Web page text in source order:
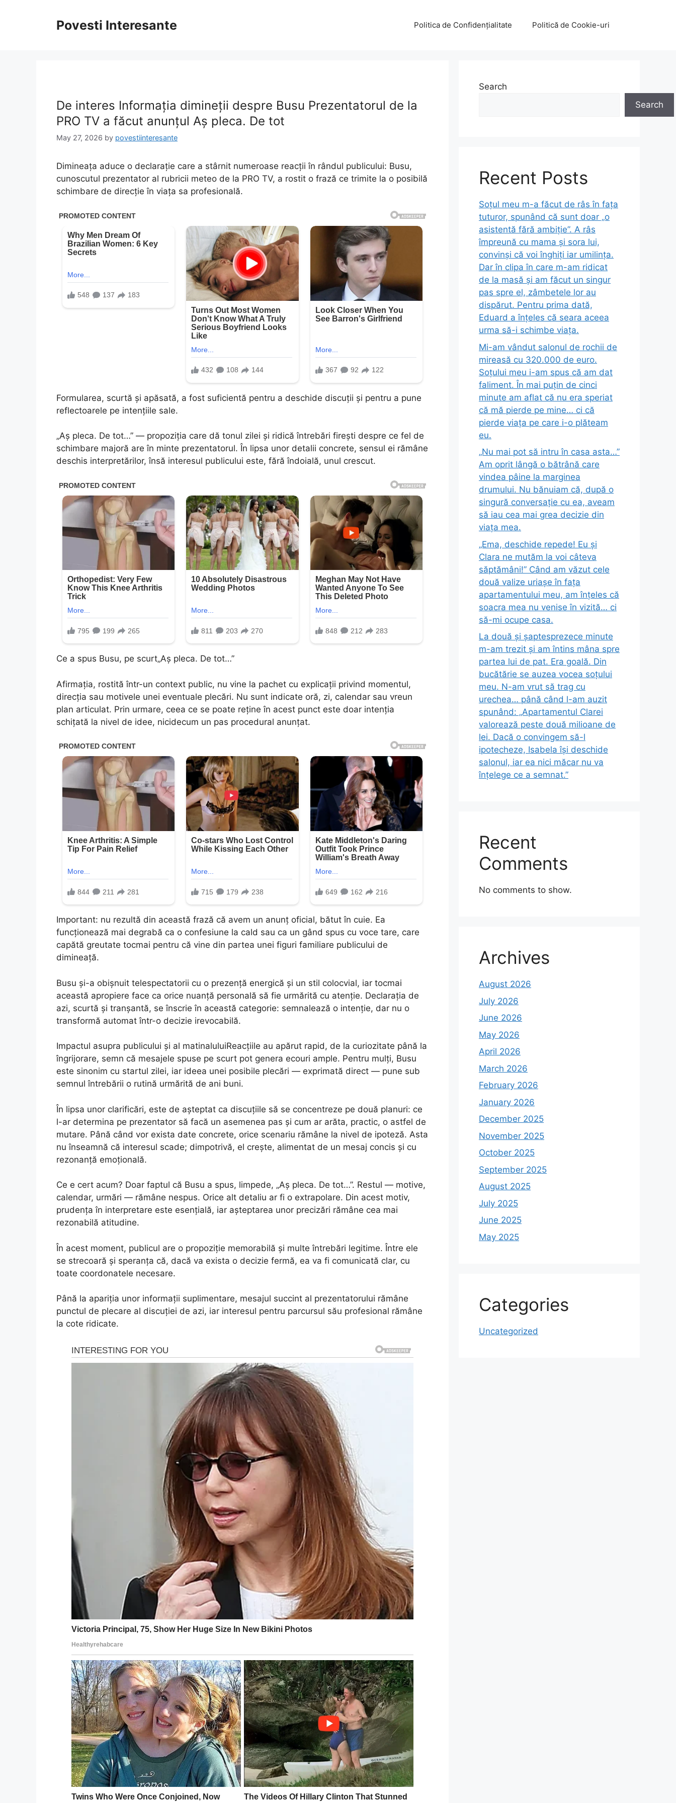
Povesti Interesante Politica de Confidențialitate Politică de Cookie-uri
De interes Informația dimineții despre Busu Prezentatorul de la
PRO TV a făcut anunțul Aș pleca. De tot
May 27, 2026 by povestiinteresante
Dimineața aduce o declarație care a stârnit numeroase reacții în rândul publicului: Busu,
cunoscutul prezentator al rubricii meteo de la PRO TV, a rostit o frază ce trimite la o posibilă
schimbare de direcție în viața sa profesională.
Formularea, scurtă și apăsată, a fost suficientă pentru a deschide discuții și pentru a pune
reflectoarele pe intențiile sale.
„Aș pleca. De tot…” — propoziția care dă tonul zilei și ridică întrebări firești despre ce fel de
schimbare majoră are în minte prezentatorul. În lipsa unor detalii concrete, sensul ei rămâne
deschis interpretărilor, însă interesul publicului este, fără îndoială, unul crescut.
Ce a spus Busu, pe scurt„Aș pleca. De tot…”
Afirmația, rostită într-un context public, nu vine la pachet cu explicații privind momentul,
direcția sau motivele unei eventuale plecări. Nu sunt indicate oră, zi, calendar sau vreun
plan articulat. Prin urmare, ceea ce se poate reține în acest punct este doar intenția
schițată la nivel de idee, nicidecum un pas procedural anunțat.
Important: nu rezultă din această frază că avem un anunț oficial, bătut în cuie. Ea
funcționează mai degrabă ca o confesiune la cald sau ca un gând spus cu voce tare, care
capătă greutate tocmai pentru că vine din partea unei figuri familiare publicului de
dimineață.
Busu și-a obișnuit telespectatorii cu o prezență energică și un stil colocvial, iar tocmai
această apropiere face ca orice nuanță personală să fie urmărită cu atenție. Declarația de
azi, scurtă și tranșantă, se înscrie în această categorie: semnalează o intenție, dar nu o
transformă automat într-o decizie irevocabilă.
Impactul asupra publicului și al matinaluluiReacțiile au apărut rapid, de la curiozitate până la
îngrijorare, semn că mesajele spuse pe scurt pot genera ecouri ample. Pentru mulți, Busu
este sinonim cu startul zilei, iar ideea unei posibile plecări — exprimată direct — pune sub
semnul întrebării o rutină urmărită de ani buni.
În lipsa unor clarificări, este de așteptat ca discuțiile să se concentreze pe două planuri: ce
l-ar determina pe prezentator să facă un asemenea pas și cum ar arăta, practic, o astfel de
mutare. Până când vor exista date concrete, orice scenariu rămâne la nivel de ipoteză. Asta
nu înseamnă că interesul scade; dimpotrivă, el crește, alimentat de un mesaj concis și cu
rezonanță emoțională.
Ce e cert acum? Doar faptul că Busu a spus, limpede, „Aș pleca. De tot…”. Restul — motive,
calendar, urmări — rămâne nespus. Orice alt detaliu ar fi o extrapolare. Din acest motiv,
prudența în interpretare este esențială, iar așteptarea unor precizări rămâne cea mai
rezonabilă atitudine.
În acest moment, publicul are o propoziție memorabilă și multe întrebări legitime. Între ele
se strecoară și speranța că, dacă va exista o decizie fermă, ea va fi comunicată clar, cu
toate coordonatele necesare.
Până la apariția unor informații suplimentare, mesajul succint al prezentatorului rămâne
punctul de plecare al discuției de azi, iar interesul pentru parcursul său profesional rămâne
la cote ridicate.
Search
Search
Recent Posts
Soțul meu m-a făcut de râs în fața
tuturor, spunând că sunt doar „o
asistentă fără ambiție”. A râs
împreună cu mama și sora lui,
convinși că voi înghiți iar umilința.
Dar în clipa în care m-am ridicat
de la masă și am făcut un singur
pas spre el, zâmbetele lor au
dispărut. Pentru prima dată,
Eduard a înțeles că seara aceea
urma să-i schimbe viața.
Mi-am vândut salonul de rochii de
mireasă cu 320.000 de euro.
Soțului meu i-am spus că am dat
faliment. În mai puțin de cinci
minute am aflat că nu era speriat
că mă pierde pe mine… ci că
pierde viața pe care i-o plăteam
eu.
„Nu mai pot să intru în casa asta…”
Am oprit lângă o bătrână care
vindea pâine la marginea
drumului. Nu bănuiam că, după o
singură conversație cu ea, aveam
să iau cea mai grea decizie din
viața mea.
„Ema, deschide repede! Eu și
Clara ne mutăm la voi câteva
săptămâni!” Când am văzut cele
două valize uriașe în fața
apartamentului meu, am înțeles că
soacra mea nu venise în vizită… ci
să-mi ocupe casa.
La două și șaptesprezece minute
m-am trezit și am întins mâna spre
partea lui de pat. Era goală. Din
bucătărie se auzea vocea soțului
meu. N-am vrut să trag cu
urechea… până când l-am auzit
spunând: „Apartamentul Clarei
valorează peste două milioane de
lei. Dacă o convingem să-l
ipotecheze, Isabela își deschide
salonul, iar ea nici măcar nu va
înțelege ce a semnat.”
Recent
Comments
No comments to show.
Archives
August 2026
July 2026
June 2026
May 2026
April 2026
March 2026
February 2026
January 2026
December 2025
November 2025
October 2025
September 2025
August 2025
July 2025
June 2025
May 2025
Categories
Uncategorized